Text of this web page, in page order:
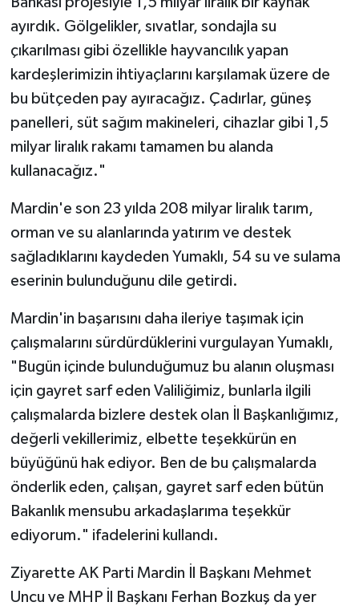
ayırdık. Gölgelikler, sıvatlar, sondajla su
çıkarılması gibi özellikle hayvancılık yapan
kardeşlerimizin ihtiyaçlarını karşılamak üzere de
bu bütçeden pay ayıracağız. Çadırlar, güneş
panelleri, süt sağım makineleri, cihazlar gibi 1,5
milyar liralık rakamı tamamen bu alanda
kullanacağız."
Mardin'e son 23 yılda 208 milyar liralık tarım,
orman ve su alanlarında yatırım ve destek
sağladıklarını kaydeden Yumaklı, 54 su ve sulama
eserinin bulunduğunu dile getirdi.
Mardin'in başarısını daha ileriye taşımak için
çalışmalarını sürdürdüklerini vurgulayan Yumaklı,
"Bugün içinde bulunduğumuz bu alanın oluşması
için gayret sarf eden Valiliğimiz, bunlarla ilgili
çalışmalarda bizlere destek olan İl Başkanlığımız,
değerli vekillerimiz, elbette teşekkürün en
büyüğünü hak ediyor. Ben de bu çalışmalarda
önderlik eden, çalışan, gayret sarf eden bütün
Bakanlık mensubu arkadaşlarıma teşekkür
ediyorum." ifadelerini kullandı.
Ziyarette AK Parti Mardin İl Başkanı Mehmet
Uncu ve MHP İl Başkanı Ferhan Bozkuş da yer